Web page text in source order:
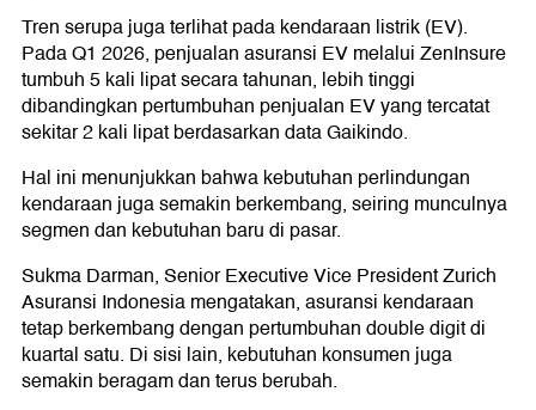
Tren serupa juga terlihat pada kendaraan listrik (EV).
Pada Q1 2026, penjualan asuransi EV melalui ZenInsure
tumbuh 5 kali lipat secara tahunan, lebih tinggi
dibandingkan pertumbuhan penjualan EV yang tercatat
sekitar 2 kali lipat berdasarkan data Gaikindo.
Hal ini menunjukkan bahwa kebutuhan perlindungan
kendaraan juga semakin berkembang, seiring munculnya
segmen dan kebutuhan baru di pasar.
Sukma Darman, Senior Executive Vice President Zurich
Asuransi Indonesia mengatakan, asuransi kendaraan
tetap berkembang dengan pertumbuhan double digit di
kuartal satu. Di sisi lain, kebutuhan konsumen juga
semakin beragam dan terus berubah.